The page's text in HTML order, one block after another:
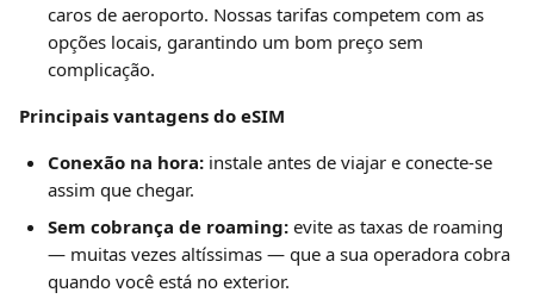
caros de aeroporto. Nossas tarifas competem com as
opções locais, garantindo um bom preço sem
complicação.
Principais vantagens do eSIM
Conexão na hora: instale antes de viajar e conecte-se
assim que chegar.
Sem cobrança de roaming: evite as taxas de roaming
— muitas vezes altíssimas — que a sua operadora cobra
quando você está no exterior.